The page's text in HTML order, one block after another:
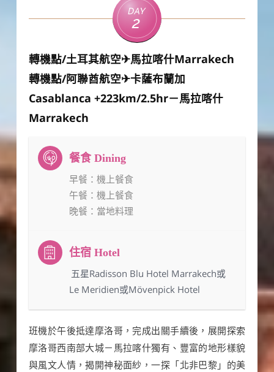
Day
2
轉機點/土耳其航空✈馬拉喀什Marrakech
轉機點/阿聯酋航空✈卡薩布蘭加
Casablanca +223km/2.5hr－馬拉喀什
Marrakech
早餐 ：機上餐食
午餐 ：機上餐食
晚餐 ：當地料理
：五星Radisson Blu Hotel Marrakech或
Le Meridien或Mövenpick Hotel
班機於午後抵達摩洛哥，完成出關手續後，展開探索
摩洛哥西南部大城－馬拉喀什獨有、豐富的地形樣貌
與風文人情，揭開神秘面紗，一探「北非巴黎」的美